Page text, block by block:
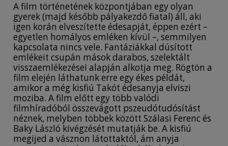
A film történetének központjában egy olyan
gyerek (majd később pályakezdő fiatal) áll, aki
igen korán elveszítette édesapját, éppen ezért –
egyetlen homályos emléken kívül –, semmilyen
kapcsolata nincs vele. Fantáziákkal dúsított
emlékeit csupán mások darabos, szelektált
visszaemlékezései alapján alkotja meg. Rögtön a
film elején láthatunk erre egy ékes példát,
amikor a még kisfiú Takót édesanyja elviszi
moziba. A film előtt egy több valódi
filmhíradóból összevágott pszeudótudósítást
néznek, melyben többek között Szálasi Ferenc és
Baky László kivégzését mutatják be. A kisfiú
megijed a vásznon látottaktól, ám anyja